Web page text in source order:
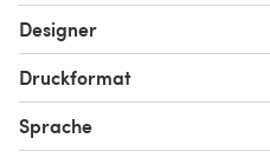
Designer
Druckformat
Sprache